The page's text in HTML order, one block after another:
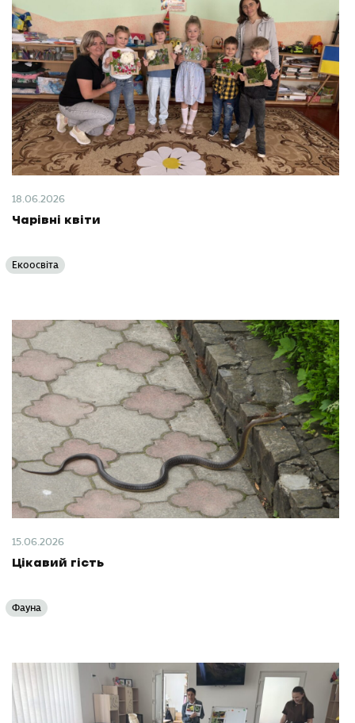
18.06.2026
Чарівні квіти
Екоосвіта
15.06.2026
Цікавий гість
Фауна